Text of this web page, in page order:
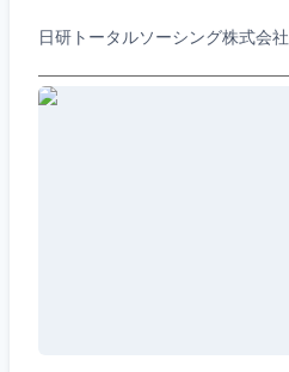
日研トータルソーシング株式会社